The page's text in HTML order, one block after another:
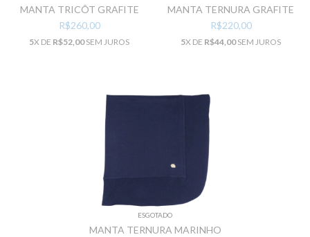
MANTA TRICÔT GRAFITE
R$260,00
5X DE R$52,00SEM JUROS
MANTA TERNURA GRAFITE
R$220,00
5X DE R$44,00SEM JUROS
ESGOTADO
MANTA TERNURA MARINHO